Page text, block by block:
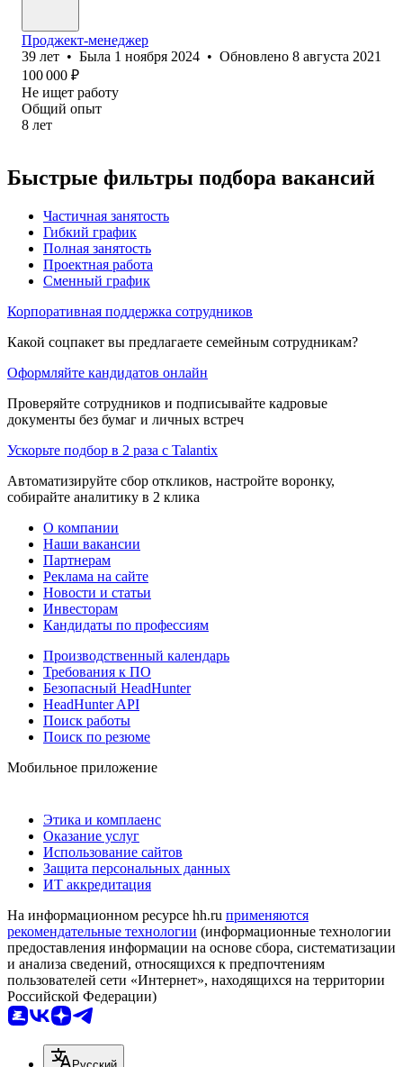
Проджект-менеджер
39 лет • Была 1 ноября 2024 • Обновлено 8 августа 2021
100 000 ₽
Не ищет работу
Общий опыт
8 лет
Быстрые фильтры подбора вакансий
Частичная занятость
Гибкий график
Полная занятость
Проектная работа
Сменный график
Корпоративная поддержка сотрудников
Какой соцпакет вы предлагаете семейным сотрудникам?
Оформляйте кандидатов онлайн
Проверяйте сотрудников и подписывайте кадровые
документы без бумаг и личных встреч
Ускорьте подбор в 2 раза с Talantix
Автоматизируйте сбор откликов, настройте воронку,
собирайте аналитику в 2 клика
О компании
Наши вакансии
Партнерам
Реклама на сайте
Новости и статьи
Инвесторам
Кандидаты по профессиям
Производственный календарь
Требования к ПО
Безопасный HeadHunter
HeadHunter API
Поиск работы
Поиск по резюме
Мобильное приложение
Этика и комплаенс
Оказание услуг
Использование сайтов
Защита персональных данных
ИТ аккредитация
На информационном ресурсе hh.ru применяются
рекомендательные технологии (информационные технологии
предоставления информации на основе сбора, систематизации
и анализа сведений, относящихся к предпочтениям
пользователей сети «Интернет», находящихся на территории
Российской Федерации)